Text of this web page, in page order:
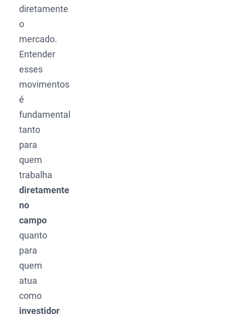
diretamente
o
mercado.
Entender
esses
movimentos
é
fundamental
tanto
para
quem
trabalha
diretamente
no
campo
quanto
para
quem
atua
como
investidor